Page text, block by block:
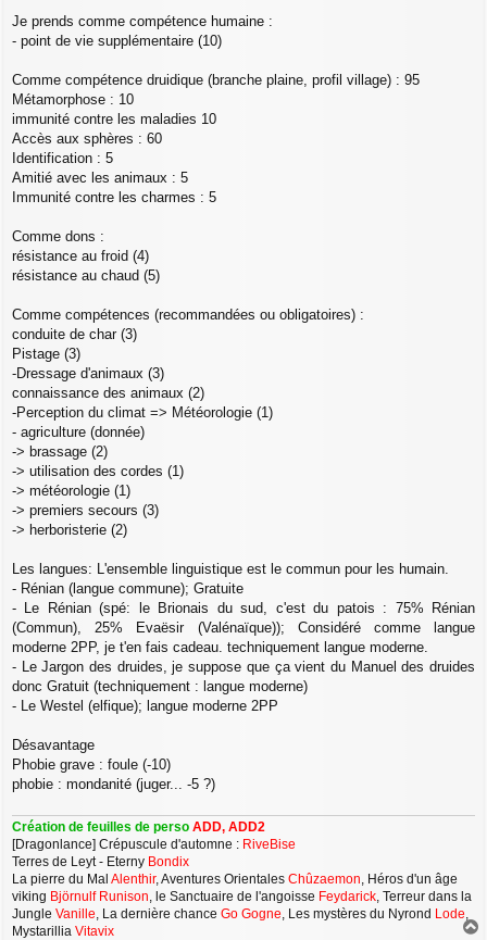
Je prends comme compétence humaine :
- point de vie supplémentaire (10)
Comme compétence druidique (branche plaine, profil village) : 95
Métamorphose : 10
immunité contre les maladies 10
Accès aux sphères : 60
Identification : 5
Amitié avec les animaux : 5
Immunité contre les charmes : 5
Comme dons :
résistance au froid (4)
résistance au chaud (5)
Comme compétences (recommandées ou obligatoires) :
conduite de char (3)
Pistage (3)
-Dressage d'animaux (3)
connaissance des animaux (2)
-Perception du climat => Météorologie (1)
- agriculture (donnée)
-> brassage (2)
-> utilisation des cordes (1)
-> météorologie (1)
-> premiers secours (3)
-> herboristerie (2)
Les langues: L'ensemble linguistique est le commun pour les humain.
- Rénian (langue commune); Gratuite
- Le Rénian (spé: le Brionais du sud, c'est du patois : 75% Rénian
(Commun), 25% Evaësir (Valénaïque)); Considéré comme langue
moderne 2PP, je t'en fais cadeau. techniquement langue moderne.
- Le Jargon des druides, je suppose que ça vient du Manuel des druides
donc Gratuit (techniquement : langue moderne)
- Le Westel (elfique); langue moderne 2PP
Désavantage
Phobie grave : foule (-10)
phobie : mondanité (juger... -5 ?)
Création de feuilles de perso ADD, ADD2
[Dragonlance] Crépuscule d'automne : RiveBise
Terres de Leyt - Eterny Bondix
La pierre du Mal Alenthir, Aventures Orientales Chûzaemon, Héros d'un âge
viking Björnulf Runison, le Sanctuaire de l'angoisse Feydarick, Terreur dans la
Jungle Vanille, La dernière chance Go Gogne, Les mystères du Nyrond Lode,
Mystarillia Vitavix